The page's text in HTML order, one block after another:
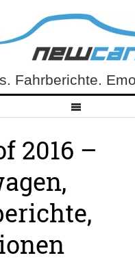
Fahrberichte.
2016 –